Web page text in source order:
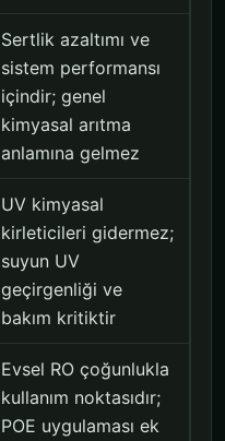
Sertlik azaltımı ve
sistem performansı
içindir; genel
kimyasal arıtma
anlamına gelmez
UV kimyasal
kirleticileri gidermez;
suyun UV
geçirgenliği ve
bakım kritiktir
Evsel RO çoğunlukla
kullanım noktasıdır;
POE uygulaması ek